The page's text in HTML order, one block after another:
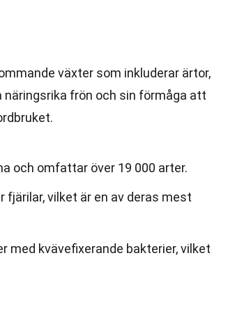
växter som inkluderar ärtor,
näringsrika frön och sin förmåga att
och omfattar över 19 000 arter.
vilket är en av deras mest
med kvävefixerande bakterier, vilket